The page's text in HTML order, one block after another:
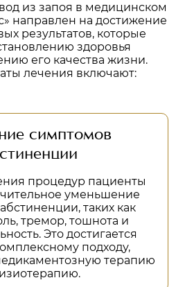
из запоя в медицинском
направлен на достижение
результатов, которые
здоровья
его качества жизни.
лечения включают:
симптомов
процедур пациенты
уменьшение
таких как
тремор, тошнота и
Это достигается
подходу,
терапию